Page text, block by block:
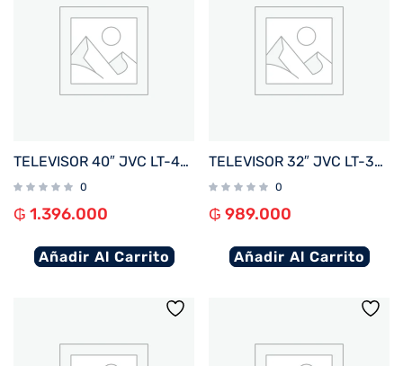
TELEVISOR 40″ JVC LT-40N5165U FHD OPT/ DIG/ BLUETOOTH/ 3 HDMI/ 2 USB/ RED/ WHALE BORDE INF
0
₲ 1.396.000
Añadir Al Carrito
TELEVISOR 32″ JVC LT-32N3165U FHD OPT/ DIG/ BLUETOOTH/ 3 HDMI/ 2 USB/ RED/ WHALE BORDE INF
0
₲ 989.000
Añadir Al Carrito